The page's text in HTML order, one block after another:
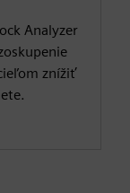
Analyzer
znížiť